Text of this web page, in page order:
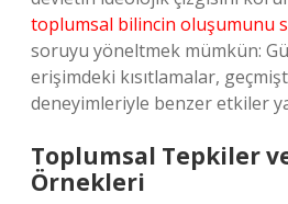
toplumsal bilincin oluşumunu
soruyu yöneltmek mümkün:
erişimdeki kısıtlamalar,
deneyimleriyle benzer etkiler
Toplumsal Tepkiler
Örnekleri